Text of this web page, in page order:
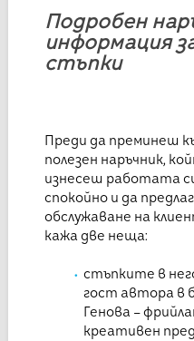
Подробен
информация
стъпки
Преди да преминеш
полезен наръчник,
изнесеш работата
спокойно и да
обслужаване на
кажа две неща:
стъпките в
гост автора в
Генова –
креативен